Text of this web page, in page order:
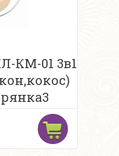
КМ-01 3в1